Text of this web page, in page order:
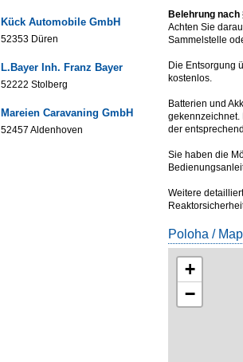
Kück Automobile GmbH
52353 Düren
L.Bayer Inh. Franz Bayer
52222 Stolberg
Mareien Caravaning GmbH
52457 Aldenhoven
Belehrung
Achten Sie
Sammelstelle
Die Entsorgung
kostenlos.
Batterien und
gekennzeichnet.
der
Sie haben die
Weitere
Poloha /
+
−